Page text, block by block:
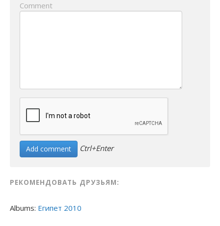
Comment
Ctrl+Enter
РЕКОМЕНДОВАТЬ ДРУЗЬЯМ:
Albums: Египет 2010